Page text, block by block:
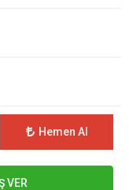
Hemen Al
VER